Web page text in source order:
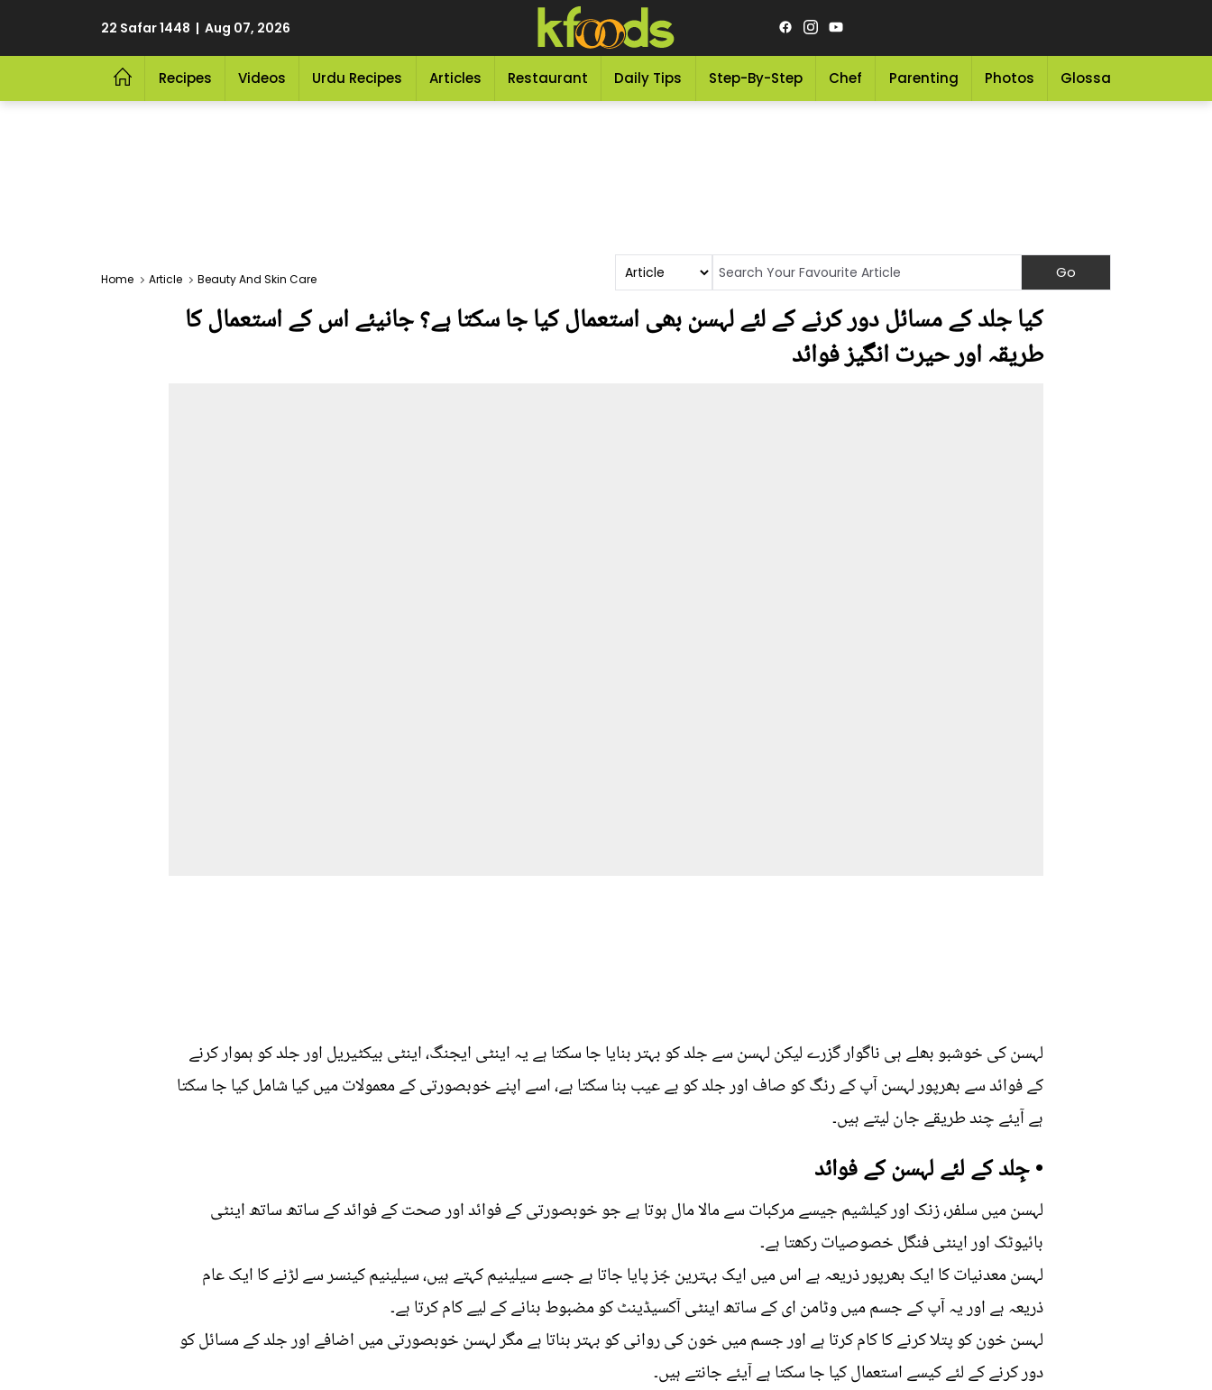
22 Safar 1448 | Aug 07, 2026
Recipes Videos Urdu Recipes Articles Restaurant Daily Tips Step-By-Step Chef Parenting Photos Glossary
Home Article Beauty And Skin Care
کیا جلد کے مسائل دور کرنے کے لئے لہسن بھی استعمال کیا جا سکتا ہے؟ جانیئے اس کے استعمال کا
طریقہ اور حیرت انگیز فوائد
لہسن کی خوشبو بھلے ہی ناگوار گزرے لیکن لہسن سے جلد کو بہتر بنایا جا سکتا ہے یہ اینٹی ایجنگ، اینٹی بیکٹیریل اور جلد کو ہموار کرنے
کے فوائد سے بھرپور لہسن آپ کے رنگ کو صاف اور جلد کو بے عیب بنا سکتا ہے، اسے اپنے خوبصورتی کے معمولات میں کیا شامل کیا جا سکتا
ہے آیئے چند طریقے جان لیتے ہیں۔
• جِلد کے لئے لہسن کے فوائد
لہسن میں سلفر، زنک اور کیلشیم جیسے مرکبات سے مالا مال ہوتا ہے جو خوبصورتی کے فوائد اور صحت کے فوائد کے ساتھ ساتھ اینٹی
بائیوٹک اور اینٹی فنگل خصوصیات رکھتا ہے۔
لہسن معدنیات کا ایک بھرپور ذریعہ ہے اس میں ایک بہترین جُز پایا جاتا ہے جسے سیلینیم کہتے ہیں، سیلینیم کینسر سے لڑنے کا ایک عام
ذریعہ ہے اور یہ آپ کے جسم میں وٹامن ای کے ساتھ اینٹی آکسیڈینٹ کو مضبوط بنانے کے لیے کام کرتا ہے۔
لہسن خون کو پتلا کرنے کا کام کرتا ہے اور جسم میں خون کی روانی کو بہتر بناتا ہے مگر لہسن خوبصورتی میں اضافے اور جلد کے مسائل کو
دور کرنے کے لئے کیسے استعمال کیا جا سکتا ہے آیئے جانتے ہیں۔